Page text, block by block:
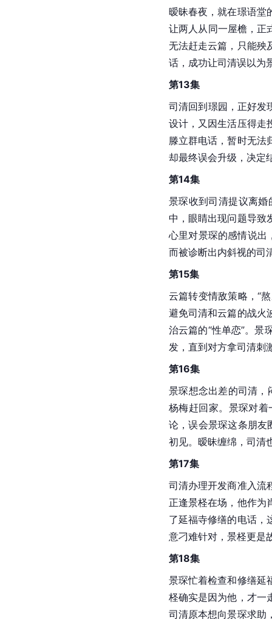
暧昧春夜，就在璟语堂
让两人从同一屋檐，正
无法赶走云篇，只能殃
话，成功让司清误以为
第13集
司清回到璟园，正好发
设计，又因生活压得走
滕立群电话，暂时无法
却最终误会升级，决定
第14集
景琛收到司清提议离
中，眼睛出现问题导致
心里对景琛的感情说出
而被诊断出内斜视的司
第15集
云篇转变情敌策略，“
避免司清和云篇的战火
治云篇的“性单恋”。景
发，直到对方拿司清刺
第16集
景琛想念出差的司清，
杨梅赶回家。景琛对
论，误会景琛这条朋友
初见。暧昧缠绵，司清
第17集
司清办理开发商准入流
正逢景柽在场，他作为
了延福寺修缮的电话，
意刁难针对，景柽更是
第18集
景琛忙着检查和修缮延
柽确实是因为他，才一
司清原本想向景琛求助